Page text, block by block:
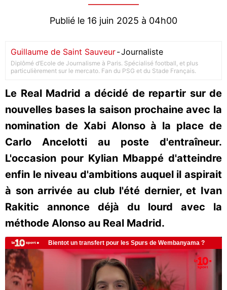
Publié le 16 juin 2025 à 04h00
Guillaume de Saint Sauveur-Journaliste
Diplômé d’Ecole de Journalisme à Paris. Spécialisé football, et plus
particulièrement sur le mercato. Fan du PSG et du Stade Français.
Le Real Madrid a décidé de repartir sur de
nouvelles bases la saison prochaine avec la
nomination de Xabi Alonso à la place de
Carlo Ancelotti au poste d'entraîneur.
L'occasion pour Kylian Mbappé d'atteindre
enfin le niveau d'ambitions auquel il aspirait
à son arrivée au club l'été dernier, et Ivan
Rakitic annonce déjà du lourd avec la
méthode Alonso au Real Madrid.